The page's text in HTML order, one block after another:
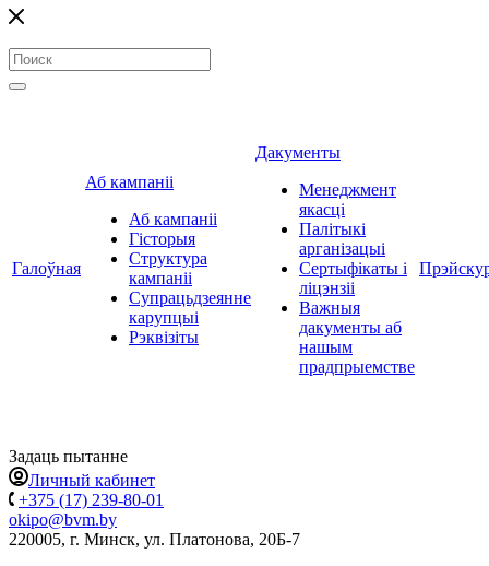
Галоўная
Аб кампаніі
Аб кампаніі
Гісторыя
Структура
кампаніі
Супрацьдзеянне
карупцыі
Рэквізіты
Дакументы
Менеджмент
якасці
Палітыкі
арганізацыі
Сертыфікаты і
ліцэнзіі
Важныя
дакументы аб
нашым
прадпрыемстве
Задаць пытанне
Личный кабинет
+375 (17) 239-80-01
okipo@bvm.by
220005, г. Минск, ул. Платонова, 20Б-7